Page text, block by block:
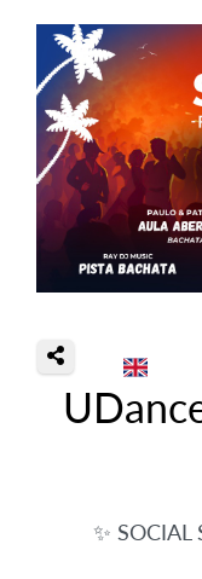
✨